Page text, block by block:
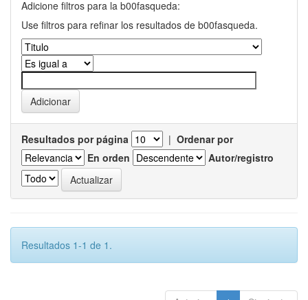
Adicione filtros para la b00fasqueda:
Use filtros para refinar los resultados de b00fasqueda.
Resultados por página | Ordenar por
En orden
Autor/registro
Resultados 1-1 de 1.